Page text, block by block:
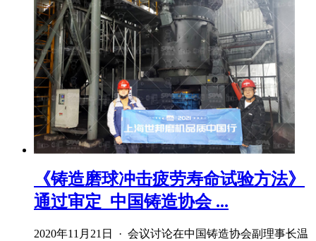
《铸造磨球冲击疲劳寿命试验方法》
通过审定_中国铸造协会 ...
2020年11月21日 · 会议讨论在中国铸造协会副理事长温